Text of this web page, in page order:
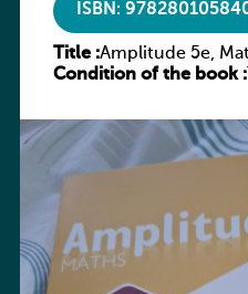
ISBN:
Title :Amplitude 5e,
luxembourgeoise
Condition of the book :